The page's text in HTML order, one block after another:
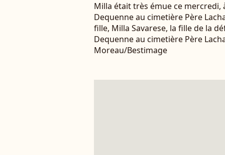
Milla était très émue ce mercredi,
Dequenne au cimetière Père
fille, Milla Savarese, la fille de la
Dequenne au cimetière Père
Moreau/Bestimage